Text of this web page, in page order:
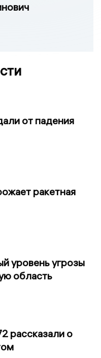
от падения
ракетная
уровень угрозы
область
рассказали о